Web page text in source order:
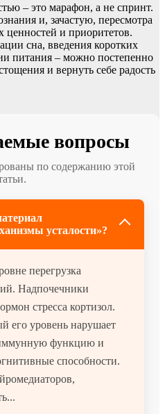
– это марафон, а не спринт.
и, зачастую, пересмотра
и приоритетов.
сна, введения коротких
питания – можно постепенно
и вернуть себе радость
вопросы
по содержанию этой
усталости»?
перегрузка
Надпочечники
стресса кортизол.
его уровень нарушает
иммунную функцию и
способности.